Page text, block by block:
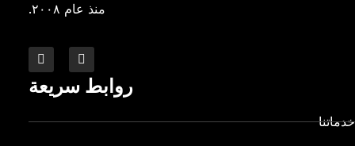
منذ عام ٢٠٠٨.
روابط سريعة
خدماتنا